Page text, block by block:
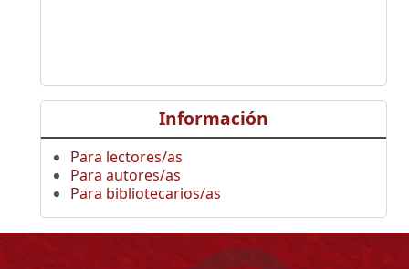
Información
Para lectores/as
Para autores/as
Para bibliotecarios/as